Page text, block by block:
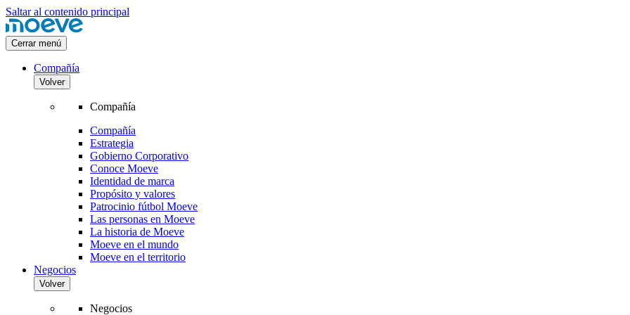
Saltar al contenido principal
Cerrar menú
Compañía
Volver
Compañía
Compañía
Estrategia
Gobierno Corporativo
Conoce Moeve
Identidad de marca
Propósito y valores
Patrocinio fútbol Moeve
Las personas en Moeve
La historia de Moeve
Moeve en el mundo
Moeve en el territorio
Negocios
Volver
Negocios